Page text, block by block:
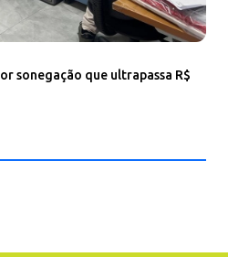
sonegação que ultrapassa R$